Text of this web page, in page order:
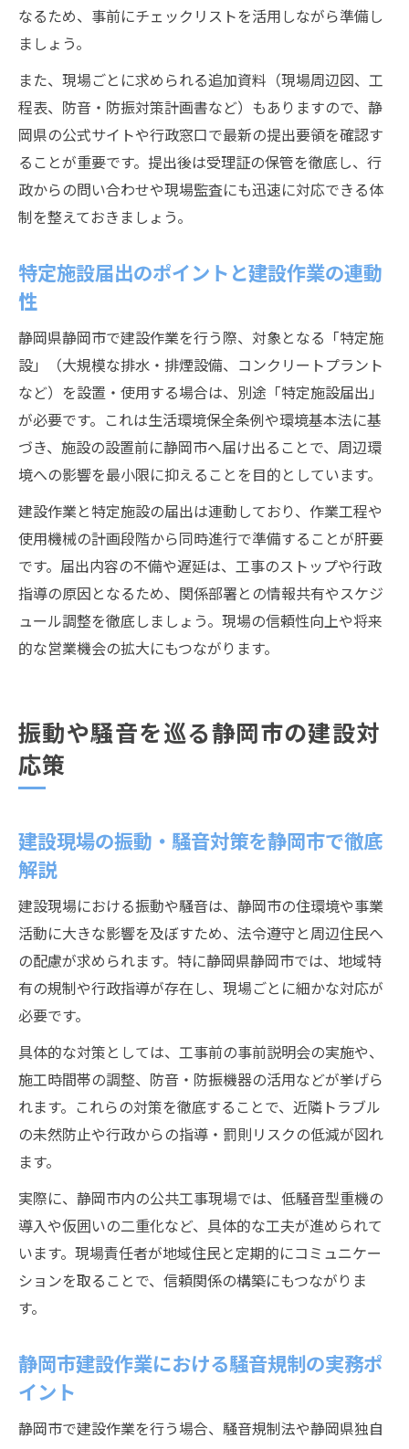
なるため、事前にチェックリストを活用しながら準備し
ましょう。
また、現場ごとに求められる追加資料（現場周辺図、工
程表、防音・防振対策計画書など）もありますので、静
岡県の公式サイトや行政窓口で最新の提出要領を確認す
ることが重要です。提出後は受理証の保管を徹底し、行
政からの問い合わせや現場監査にも迅速に対応できる体
制を整えておきましょう。
特定施設届出のポイントと建設作業の連動
性
静岡県静岡市で建設作業を行う際、対象となる「特定施
設」（大規模な排水・排煙設備、コンクリートプラント
など）を設置・使用する場合は、別途「特定施設届出」
が必要です。これは生活環境保全条例や環境基本法に基
づき、施設の設置前に静岡市へ届け出ることで、周辺環
境への影響を最小限に抑えることを目的としています。
建設作業と特定施設の届出は連動しており、作業工程や
使用機械の計画段階から同時進行で準備することが肝要
です。届出内容の不備や遅延は、工事のストップや行政
指導の原因となるため、関係部署との情報共有やスケジ
ュール調整を徹底しましょう。現場の信頼性向上や将来
的な営業機会の拡大にもつながります。
振動や騒音を巡る静岡市の建設対
応策
建設現場の振動・騒音対策を静岡市で徹底
解説
建設現場における振動や騒音は、静岡市の住環境や事業
活動に大きな影響を及ぼすため、法令遵守と周辺住民へ
の配慮が求められます。特に静岡県静岡市では、地域特
有の規制や行政指導が存在し、現場ごとに細かな対応が
必要です。
具体的な対策としては、工事前の事前説明会の実施や、
施工時間帯の調整、防音・防振機器の活用などが挙げら
れます。これらの対策を徹底することで、近隣トラブル
の未然防止や行政からの指導・罰則リスクの低減が図れ
ます。
実際に、静岡市内の公共工事現場では、低騒音型重機の
導入や仮囲いの二重化など、具体的な工夫が進められて
います。現場責任者が地域住民と定期的にコミュニケー
ションを取ることで、信頼関係の構築にもつながりま
す。
静岡市建設作業における騒音規制の実務ポ
イント
静岡市で建設作業を行う場合、騒音規制法や静岡県独自